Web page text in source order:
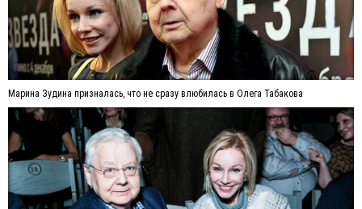
Марина Зудина призналась, что не сразу влюбилась в Олега Табакова